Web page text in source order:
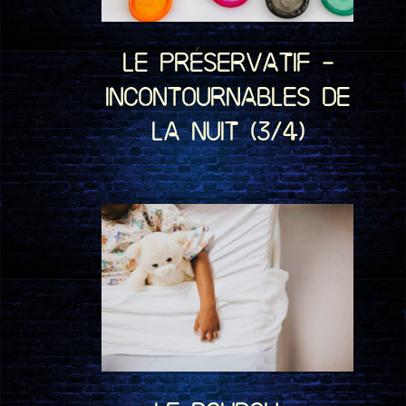
Le préservatif –
Incontournables de
la nuit (3/4)